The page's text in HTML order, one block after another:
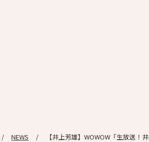
NEWS 【井上芳雄】WOWOW「生放送